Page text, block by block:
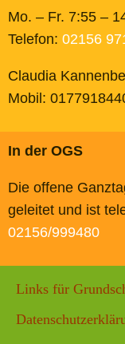
Mo. – Fr. 7:55 –
Telefon: 02156
Claudia
Mobil:
In der OGS
Die offene
geleitet und ist
02156/999480
Links für